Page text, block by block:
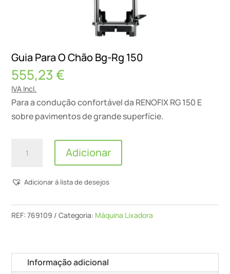
Guia Para O Chão Bg-Rg 150
555,23€
IVA Incl.
Para a condução confortável da RENOFIX RG 150 E
sobre pavimentos de grande superfície.
Quantidade
Para
Chão
150
Adicionar
Adicionar á lista de desejos
REF:769109 Categoria: Máquina Lixadora
Informação adicional